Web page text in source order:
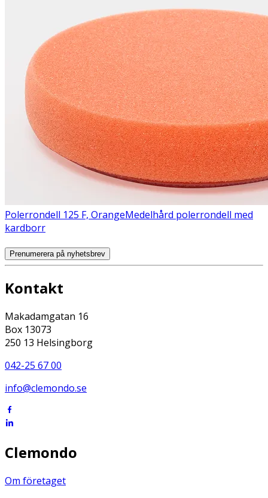
Polerrondell 125 F, OrangeMedelhård polerrondell med
kardborr
Prenumerera på nyhetsbrev
Kontakt
Makadamgatan 16
Box 13073
250 13 Helsingborg
042-25 67 00
info@clemondo.se
Clemondo
Om företaget